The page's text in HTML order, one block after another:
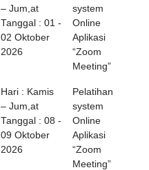
– Jum,at
Tanggal : 01 -
02 Oktober
2026
system
Online
Aplikasi
“Zoom
Meeting”
Hari : Kamis
– Jum,at
Tanggal : 08 -
09 Oktober
2026
Pelatihan
system
Online
Aplikasi
“Zoom
Meeting”